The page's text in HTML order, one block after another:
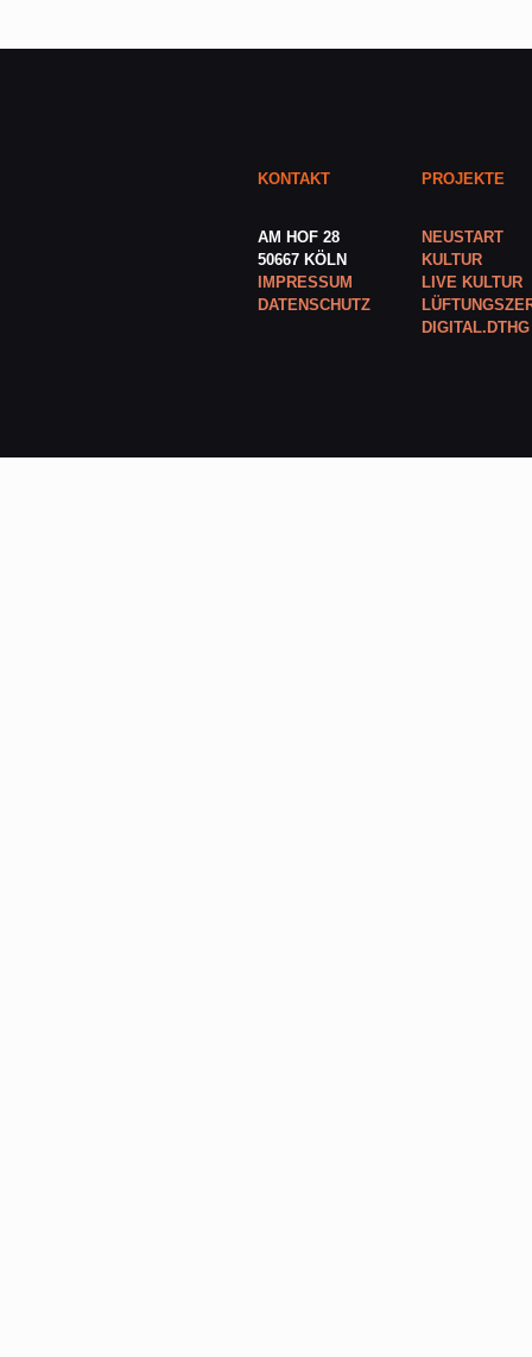
KONTAKT
AM HOF 28
50667 KÖLN
IMPRESSUM
DATENSCHUTZ
PROJEKTE
NEUSTART
KULTUR
LIVE KULTUR
DIGITAL.DTHG